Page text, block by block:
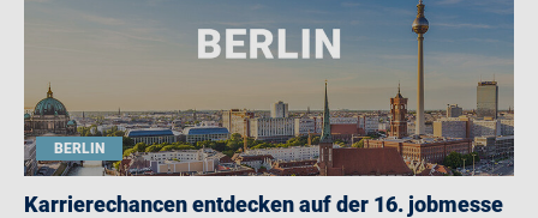
BERLIN
Karrierechancen entdecken auf der 16. jobmesse